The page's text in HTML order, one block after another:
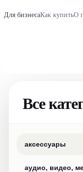
Для бизнесаКак купитьО
Все
аксессуары
аудио, видео,